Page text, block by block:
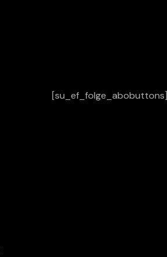
[su_ef_folge_abobuttons]